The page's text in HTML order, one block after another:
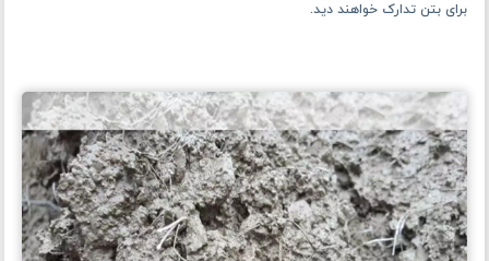
برای بتن تدارک خواهند دید.